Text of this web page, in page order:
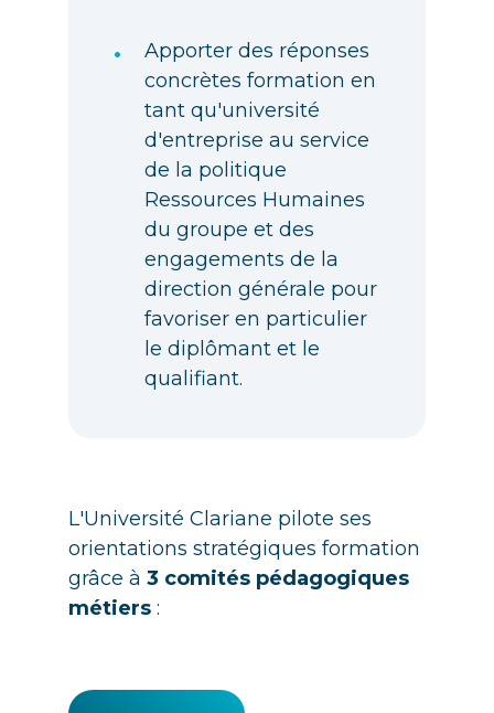
•
Apporter des réponses
concrètes formation en
tant qu'université
d'entreprise au service
de la politique
Ressources Humaines
du groupe et des
engagements de la
direction générale pour
favoriser en particulier
le diplômant et le
qualifiant.
L'Université Clariane pilote ses
orientations stratégiques formation
grâce à 3 comités pédagogiques
métiers :